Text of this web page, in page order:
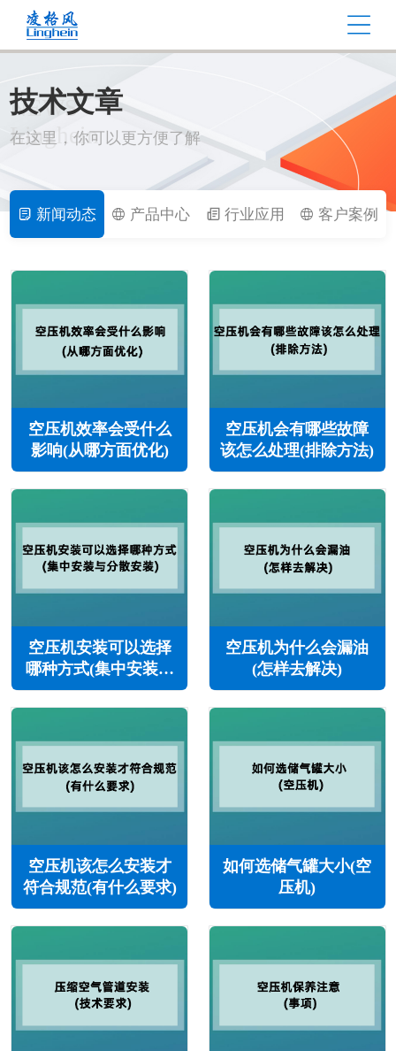
NEWS
Linghein
技术文章
在这里，你可以更方便了解
新闻动态 产品中心 行业应用 客户案例
空压机效率会受什么
影响(从哪方面优化)
空压机会有哪些故障
该怎么处理(排除方法)
空压机安装可以选择
哪种方式(集中安装与
分散安装)
空压机为什么会漏油
(怎样去解决)
空压机该怎么安装才
符合规范(有什么要求)
如何选储气罐大小(空
压机)